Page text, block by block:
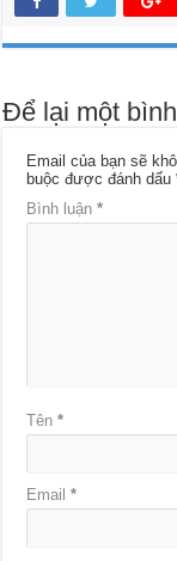
Để lại một
Email của bạn sẽ
buộc được đánh dấu
Bình luận*
Tên*
Email*